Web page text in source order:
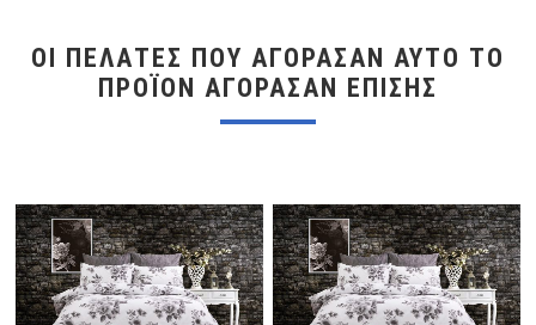
ΟΙ ΠΕΛΆΤΕΣ ΠΟΥ ΑΓΌΡΑΣΑΝ ΑΥΤΌ ΤΟ
ΠΡΟΪΌΝ ΑΓΌΡΑΣΑΝ ΕΠΊΣΗΣ